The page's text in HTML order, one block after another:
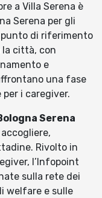
a Villa Serena è
Serena per gli
di riferimento
città, con
e
una fase
i caregiver.
Serena
Rivolto in
l’Infopoint
sulla rete dei
welfare e sulle